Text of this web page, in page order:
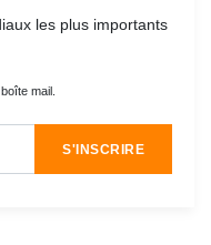
les plus importants
mail.
S'INSCRIRE